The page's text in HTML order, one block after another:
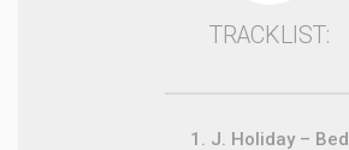
TRACKLIST:
1. J. Holiday – Bed